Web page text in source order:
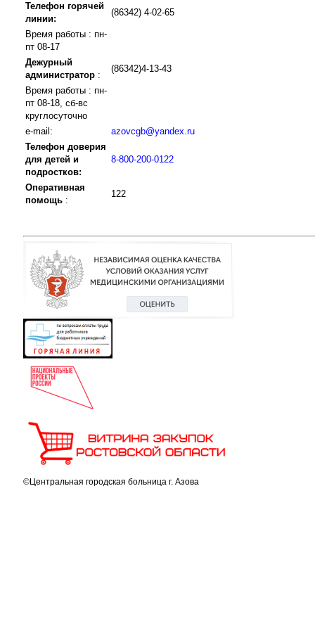
Телефон горячей
линии:
(86342) 4-02-65
Время работы : пн-
пт 08-17
Дежурный
администратор :
(86342)4-13-43
Время работы : пн-
пт 08-18, сб-вс
круглосуточно
e-mail:
azovcgb@yandex.ru
Телефон доверия
для детей и
подростков:
8-800-200-0122
Оперативная
помощь :
122
©Центральная городская больница г. Азова